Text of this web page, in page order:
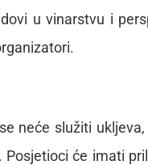
u vinarstvu i
neće služiti
će imati